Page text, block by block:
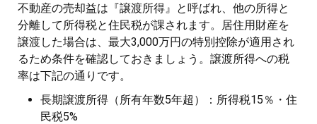
不動産の売却益は『譲渡所得』と呼ばれ、他の所得と
分離して所得税と住民税が課されます。居住用財産を
譲渡した場合は、最大3,000万円の特別控除が適用され
るため条件を確認しておきましょう。譲渡所得への税
率は下記の通りです。
長期譲渡所得（所有年数5年超）：所得税15％・住
民税5%